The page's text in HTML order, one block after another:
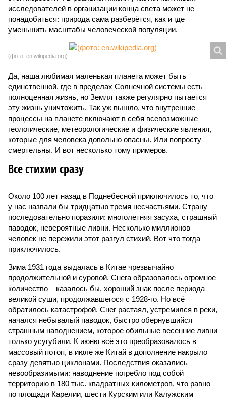
исследователей в организации конца света может не
понадобиться: природа сама разберётся, как и где
уменьшить масштабы человеческой популяции.
(фото: en.wikipedia.org)
Да, наша любимая маленькая планета может быть
единственной, где в пределах Солнечной системы есть
полноценная жизнь, но Земля также регулярно пытается
эту жизнь уничтожить. Так уж вышло, что внутренние
процессы на планете включают в себя всевозможные
геологические, метеорологические и физические явления,
которые для человека довольно опасны. Или попросту
смертельны. И вот несколько тому примеров.
Все стихии сразу
Около 100 лет назад в Поднебесной приключилось то, что
у нас назвали бы тридцатью тремя несчастьями. Страну
последовательно поразили: многолетняя засуха, страшный
паводок, невероятные ливни. Несколько миллионов
человек не пережили этот разгул стихий. Вот что тогда
приключилось.
Зима 1931 года выдалась в Китае чрезвычайно
продолжительной и суровой. Снега образовалось огромное
количество – казалось бы, хороший знак после периода
великой суши, продолжавшегося с 1928-го. Но всё
обратилось катастрофой. Снег растаял, устремился в реки,
начался небывалый паводок, быстро обернувшийся
страшным наводнением, которое обильные весенние ливни
только усугубили. К июню всё это преобразовалось в
массовый потоп, в июле же Китай в дополнение накрыло
сразу девятью циклонами. Последствия оказались
невообразимыми: наводнение погребло под собой
территорию в 180 тыс. квадратных километров, что равно
по площади Карелии, шести Курским или Калужским